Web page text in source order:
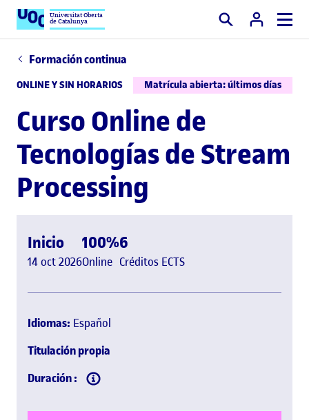
Universitat Oberta
de Catalunya Buscar
Formación continua
ONLINE Y SIN HORARIOS Matrícula abierta: últimos días
Curso Online de
Tecnologías de Stream
Processing
Inicio
14 oct 2026
100%
Online
6
Créditos ECTS
Idiomas: Español
Titulación propia
Duración :